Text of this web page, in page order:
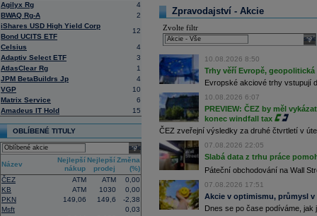
Agilyx Rg
4
BWAQ Rg-A
2
iShares USD High Yield Corp
Bond UCITS ETF
12
Celsius
4
Adaptiv Select ETF
3
AtlasClear Rg
1
JPM BetaBuildrs Jp
4
VGP
10
Matrix Service
6
Amadeus IT Hold
15
OBLÍBENÉ TITULY
select
Název
Nejlepší
nákup
Nejlepší
prodej
Změna
(%)
ČEZ
ATM ATM
0,00
KB
ATM 1030
0,00
PKN
149,06 149,6
-2,38
Msft
0,03
17:09
Micron Technolo ......
16:47 ExxonMobil - T......
16:26 Objem obchodů s akciemi na
obchodů za poslední rok je 0,665
nějakou dobu potrvá. Agentuře
Armin Papperger. Společná výroba
doplnit arzenál Spojeným státům,
(ČTK)
16:07
Conocophillips ......
15:38 Zisky evropských firem s vysokou
vzrostly nejvíce od třetího čtvrtletí
energetických firem. S odkazem na
uvedla agentura Reuters. Dobré
oceli a chemického průmyslu (ČTK)
15:26 Cloudflare -JP......
Block - Bernste...
14:49 Airbnb -JP Mor ......
14:24 Roche -Morgan......
13:59
DHL - Bernstein ...
Zpravodajství - Akcie
Zvolte filtr
10.08.2026 8:50
Trhy věří Evropě,
Evropské akciové trhy vstupují
10.08.2026 6:07
PREVIEW: ČEZ by měl
konec windfall tax
ČEZ zveřejní výsledky za druhé čtvrtletí v
07.08.2026 22:05
Slabá data z trhu práce
Páteční obchodování na Wall
07.08.2026 17:51
Akcie v optimismu, průmysl
Dnes se po čase podíváme,